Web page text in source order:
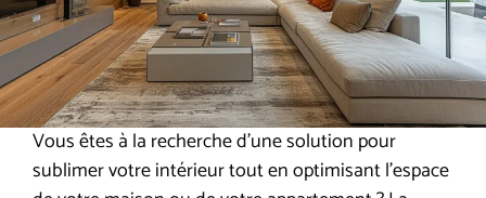
Vous êtes à la recherche d’une solution pour
sublimer votre intérieur tout en optimisant l’espace